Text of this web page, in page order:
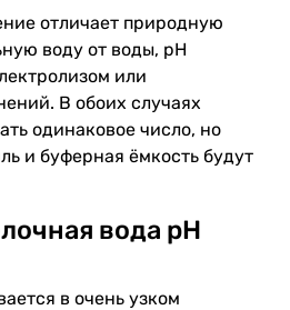
отличает природную
воду от воды, pH
или
В обоих случаях
одинаковое число, но
и буферная ёмкость будут
вода pH
в очень узком